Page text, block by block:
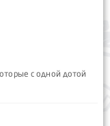
с одной дотой